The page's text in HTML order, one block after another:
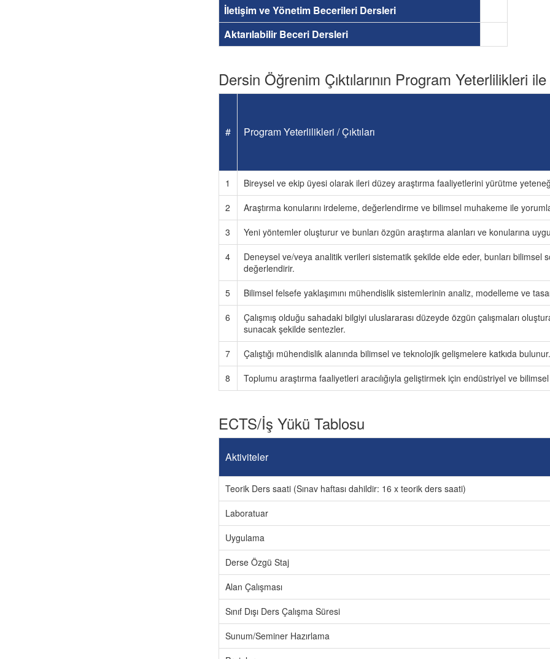
İletişim ve Yönetim Becerileri Dersleri
Aktarılabilir Beceri Dersleri
Dersin Öğrenim Çıktılarının Program Yeterlilikleri
# Program Yeterlilikleri / Çıktıları
1
Bireysel ve ekip üyesi olarak ileri düzey araştırma faaliyetlerini yürütme
2
Araştırma konularını irdeleme, değerlendirme ve bilimsel muhakeme ile
3
Yeni yöntemler oluşturur ve bunları özgün araştırma alanları ve konularına
4
Deneysel ve/veya analitik verileri sistematik şekilde elde eder, bunları bilimsel
değerlendirir.
5
Bilimsel felsefe yaklaşımını mühendislik sistemlerinin analiz, modelleme ve
6
Çalışmış olduğu sahadaki bilgiyi uluslararası düzeyde özgün çalışmaları
sunacak şekilde sentezler.
7
Çalıştığı mühendislik alanında bilimsel ve teknolojik gelişmelere katkıda bulunur.
8
Toplumu araştırma faaliyetleri aracılığıyla geliştirmek için endüstriyel ve
ECTS/İş Yükü Tablosu
Aktiviteler
Teorik Ders saati (Sınav haftası dahildir: 16 x teorik ders saati)
Laboratuar
Uygulama
Derse Özgü Staj
Alan Çalışması
Sınıf Dışı Ders Çalışma Süresi
Sunum/Seminer Hazırlama